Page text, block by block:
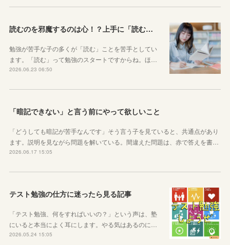
読むのを邪魔するのは心！？上手に「読む」ための気持ちの対処法
勉強が苦手な子の多くが「読む」ことを苦手としてい
ます。「読む」って勉強のスタートですからね。ほ…
2026.06.23 06:50
「暗記できない」と言う前にやって欲しいこと
「どうしても暗記が苦手なんです」そう言う子を見ていると、共通点があり
ます。説明を見ながら問題を解いている。間違えた問題は、赤で答えを書…
2026.06.17 15:05
テスト勉強の仕方に迷ったら見る記事
「テスト勉強、何をすればいいの？」という声は、塾
にいると本当によく耳にします。やる気はあるのに…
2026.05.24 15:05